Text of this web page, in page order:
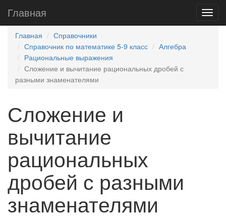
Главная
Главная
Справочники
Справочник по математике 5-9 класс
Алгебра
Рациональные выражения
Сложение и вычитание рациональных дробей с
разными знаменателями
Сложение и
вычитание
рациональных
дробей с разными
знаменателями